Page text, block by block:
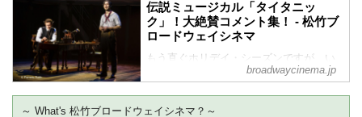
伝説ミュージカル「タイタニッ
ク」！大絶賛コメント集！ - 松竹ブ
ロードウェイシネマ
もう直ぐホリデイ・シーズンですが、い
かがお過ごしでしょうか。松竹子のブロ
broadwaycinema.jp
～ What's 松竹ブロードウェイシネマ？～